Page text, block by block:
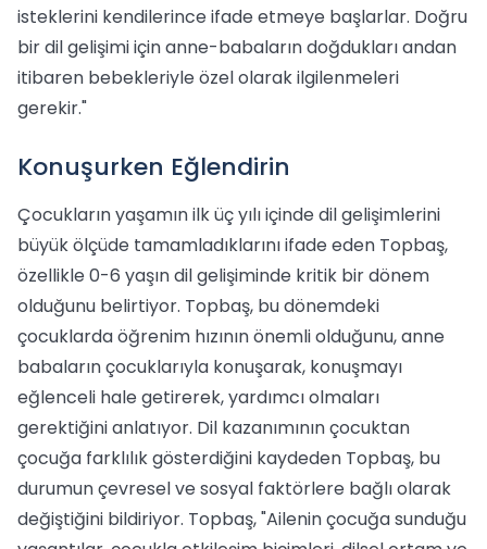
isteklerini kendilerince ifade etmeye başlarlar. Doğru
bir dil gelişimi için anne-babaların doğdukları andan
itibaren bebekleriyle özel olarak ilgilenmeleri
gerekir."
Konuşurken Eğlendirin
Çocukların yaşamın ilk üç yılı içinde dil gelişimlerini
büyük ölçüde tamamladıklarını ifade eden Topbaş,
özellikle 0-6 yaşın dil gelişiminde kritik bir dönem
olduğunu belirtiyor. Topbaş, bu dönemdeki
çocuklarda öğrenim hızının önemli olduğunu, anne
babaların çocuklarıyla konuşarak, konuşmayı
eğlenceli hale getirerek, yardımcı olmaları
gerektiğini anlatıyor. Dil kazanımının çocuktan
çocuğa farklılık gösterdiğini kaydeden Topbaş, bu
durumun çevresel ve sosyal faktörlere bağlı olarak
değiştiğini bildiriyor. Topbaş, "Ailenin çocuğa sunduğu